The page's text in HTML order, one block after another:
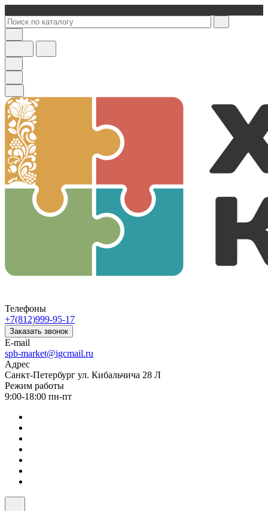
Телефоны
+7(812)999-95-17
Заказать звонок
E-mail
spb-market@igcmail.ru
Адрес
Санкт-Петербург ул. Кибальчича 28 Л
Режим работы
9:00-18:00 пн-пт